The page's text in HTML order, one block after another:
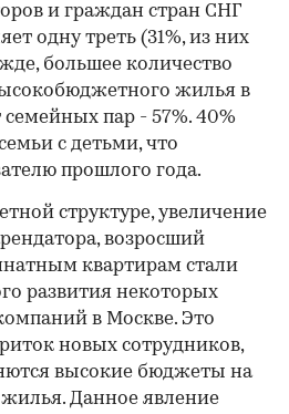
и граждан стран СНГ
одну треть (31%, из них
большее количество
жилья в
семейных пар - 57%. 40%
с детьми, что
прошлого года.
структуре, увеличение
возросший
квартирам стали
развития некоторых
в Москве. Это
новых сотрудников,
высокие бюджеты на
Данное явление